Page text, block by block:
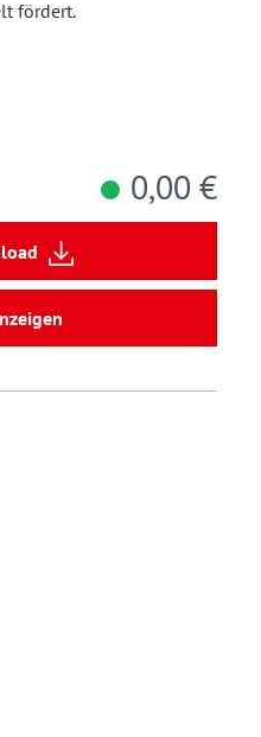
fördert.
0,00 €